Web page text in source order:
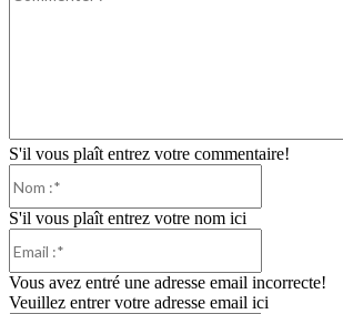
S'il vous plaît entrez votre commentaire!
S'il vous plaît entrez votre nom ici
Vous avez entré une adresse email incorrecte!
Veuillez entrer votre adresse email ici